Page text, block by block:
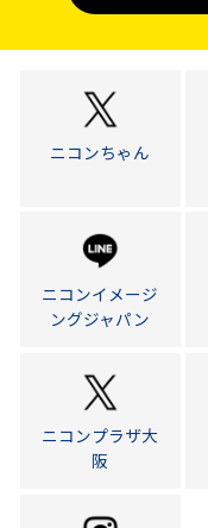
ニコンちゃん
ニコンイメージ
ングジャパン
ニコンプラザ大
阪